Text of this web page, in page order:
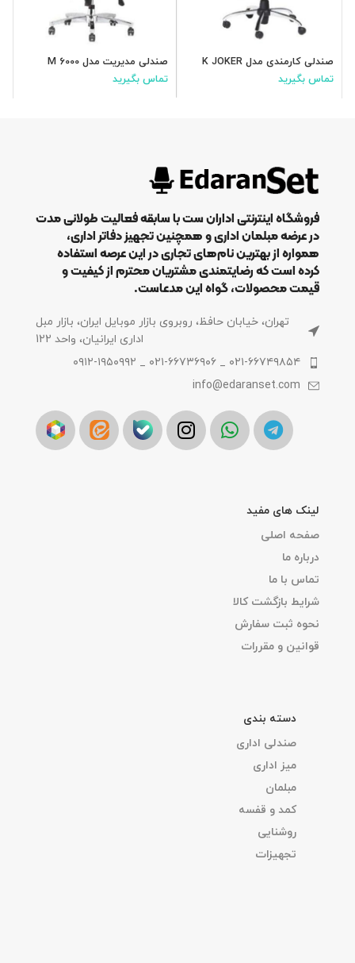
صندلی کارمندی مدل K JOKER
تماس بگیرید
صندلی مدیریت مدل M 6000
تماس بگیرید
فروشگاه اینترنتی اداران ست با سابقه فعالیت طولانی مدت
در عرضه مبلمان اداری و همچنین تجهیز دفاتر اداری،
همواره از بهترین نام‌های تجاری در این عرصه استفاده
کرده است که رضایتمندی مشتریان محترم از کیفیت و
قیمت محصولات، گواه این مدعاست.
تهران، خیابان حافظ، روبروی بازار موبایل ایران، بازار مبل
اداری ایرانیان، واحد 122
۰۲۱-۶۶۷۴۹۸۵۴ _ ۰۲۱-۶۶۷۳۶۹۰۶ _ ۰۹۱۲-۱۹۵۰۹۹۲
info@edaranset.com
لینک های مفید
صفحه اصلی
درباره ما
تماس با ما
شرایط بازگشت کالا
نحوه ثبت سفارش
قوانین و مقررات
دسته بندی
صندلی اداری
میز اداری
مبلمان
کمد و قفسه
روشنایی
تجهیزات